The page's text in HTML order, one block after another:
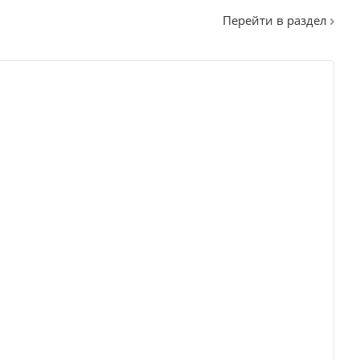
Перейти в раздел